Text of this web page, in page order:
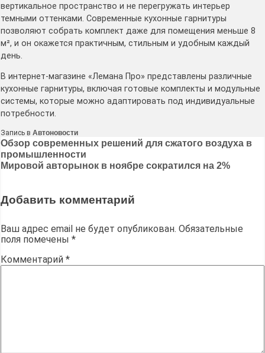
вертикальное пространство и не перегружать интерьер
темными оттенками. Современные кухонные гарнитуры
позволяют собрать комплект даже для помещения меньше 8
м², и он окажется практичным, стильным и удобным каждый
день.
В интернет-магазине «Лемана Про» представлены различные
кухонные гарнитуры, включая готовые комплекты и модульные
системы, которые можно адаптировать под индивидуальные
потребности.
Запись в Автоновости
Навигация
по
Обзор современных решений для сжатого воздуха в
промышленности
Мировой авторынок в ноябре сократился на 2%
Добавить комментарий
Ваш адрес email не будет опубликован. Обязательные
поля помечены *
Комментарий *